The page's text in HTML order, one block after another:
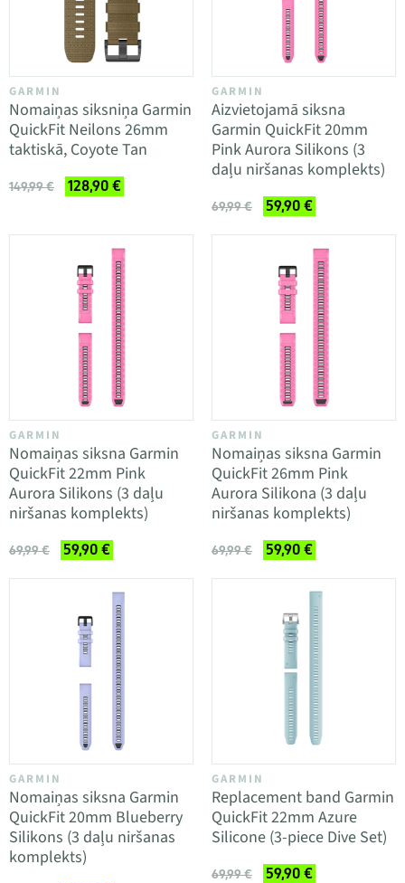
GARMIN
Nomaiņas siksniņa Garmin
QuickFit Neilons 26mm
taktiskā, Coyote Tan
149,99 € 128,90 €
GARMIN
Aizvietojamā siksna
Garmin QuickFit 20mm
Pink Aurora Silikons (3
daļu niršanas komplekts)
69,99 € 59,90 €
GARMIN
Nomaiņas siksna Garmin
QuickFit 22mm Pink
Aurora Silikons (3 daļu
niršanas komplekts)
69,99 € 59,90 €
GARMIN
Nomaiņas siksna Garmin
QuickFit 26mm Pink
Aurora Silikona (3 daļu
niršanas komplekts)
69,99 € 59,90 €
GARMIN
Nomaiņas siksna Garmin
QuickFit 20mm Blueberry
Silikons (3 daļu niršanas
komplekts)
GARMIN
Replacement band Garmin
QuickFit 22mm Azure
Silicone (3-piece Dive Set)
69,99 € 59,90 €